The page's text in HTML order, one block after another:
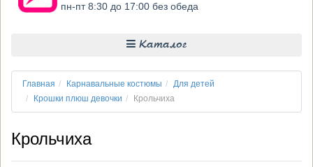
пн-пт 8:30 до 17:00 без обеда
Каталог
Главная Карнавальные костюмы
Для детей
Крошки плюш девочки
Крольчиха
Крольчиха